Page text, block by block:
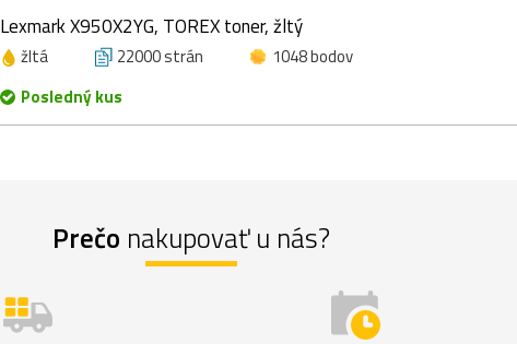
Lexmark X950X2YG, TOREX toner, žltý
žltá 22000 strán
1048 bodov
Posledný kus
Prečo nakupovať u nás?